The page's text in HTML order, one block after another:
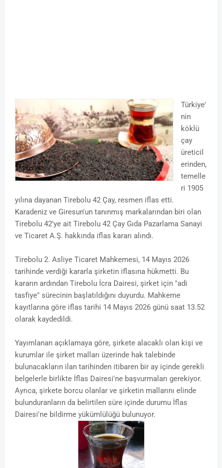
Türkiye'
nin
köklü
çay
üreticil
erinden,
temelle
ri 1905
yılına dayanan Tirebolu 42 Çay, resmen iflas etti.
Karadeniz ve Giresun'un tanınmış markalarından biri olan
Tirebolu 42'ye ait Tirebolu 42 Çay Gıda Pazarlama Sanayi
ve Ticaret A.Ş. hakkında iflas kararı alındı.
Tirebolu 2. Asliye Ticaret Mahkemesi, 14 Mayıs 2026
tarihinde verdiği kararla şirketin iflasına hükmetti. Bu
kararın ardından Tirebolu İcra Dairesi, şirket için "adi
tasfiye" sürecinin başlatıldığını duyurdu. Mahkeme
kayıtlarına göre iflas tarihi 14 Mayıs 2026 günü saat 13.52
olarak kaydedildi.
Yayımlanan açıklamaya göre, şirkete alacaklı olan kişi ve
kurumlar ile şirket malları üzerinde hak talebinde
bulunacakların ilan tarihinden itibaren bir ay içinde gerekli
belgelerle birlikte İflas Dairesi'ne başvurmaları gerekiyor.
Ayrıca, şirkete borcu olanlar ve şirketin mallarını elinde
bulunduranların da belirtilen süre içinde durumu İflas
Dairesi'ne bildirme yükümlülüğü bulunuyor.